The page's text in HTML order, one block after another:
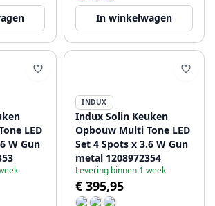
In winkelwagen
LED
W Gun
INDUX
Indux Solin Keuken
Opbouw Multi Tone LED
Set 4 Spots x 3.6 W Gun
metal 1208972354
Levering binnen 1 week
€ 395,95